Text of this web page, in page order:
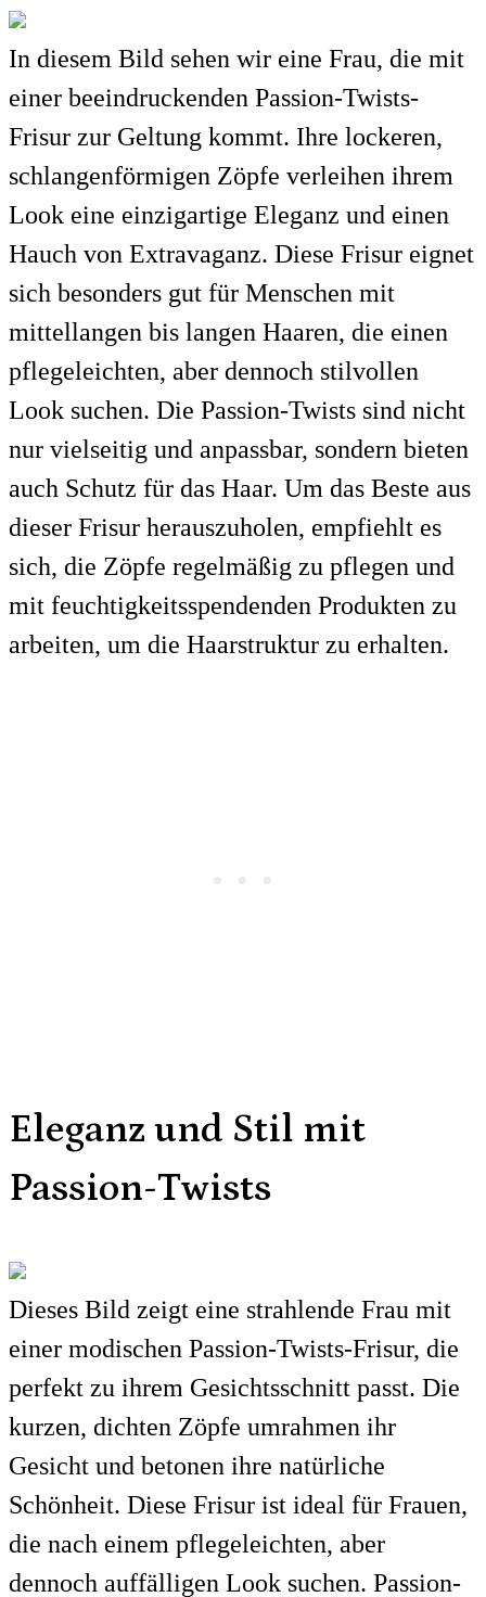
In diesem Bild sehen wir eine Frau, die mit
einer beeindruckenden Passion-Twists-
Frisur zur Geltung kommt. Ihre lockeren,
schlangenförmigen Zöpfe verleihen ihrem
Look eine einzigartige Eleganz und einen
Hauch von Extravaganz. Diese Frisur eignet
sich besonders gut für Menschen mit
mittellangen bis langen Haaren, die einen
pflegeleichten, aber dennoch stilvollen
Look suchen. Die Passion-Twists sind nicht
nur vielseitig und anpassbar, sondern bieten
auch Schutz für das Haar. Um das Beste aus
dieser Frisur herauszuholen, empfiehlt es
sich, die Zöpfe regelmäßig zu pflegen und
mit feuchtigkeitsspendenden Produkten zu
arbeiten, um die Haarstruktur zu erhalten.
Eleganz und Stil mit
Passion-Twists
Dieses Bild zeigt eine strahlende Frau mit
einer modischen Passion-Twists-Frisur, die
perfekt zu ihrem Gesichtsschnitt passt. Die
kurzen, dichten Zöpfe umrahmen ihr
Gesicht und betonen ihre natürliche
Schönheit. Diese Frisur ist ideal für Frauen,
die nach einem pflegeleichten, aber
dennoch auffälligen Look suchen. Passion-